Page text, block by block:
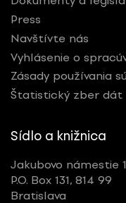
Press
Navštívte nás
Vyhlásenie o
Zásady používania
Štatistický zber dát
Sídlo a knižnica
Jakubovo námestie
P.O. Box 131, 814 99
Bratislava